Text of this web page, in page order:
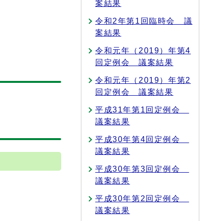
案結果
令和2年第1回臨時会 議
案結果
令和元年（2019）年第4
回定例会 議案結果
令和元年（2019）年第2
回定例会 議案結果
平成31年第1回定例会
議案結果
平成30年第4回定例会
議案結果
平成30年第3回定例会
議案結果
平成30年第2回定例会
議案結果